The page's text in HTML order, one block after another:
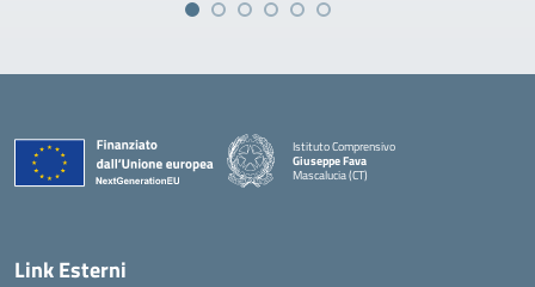
Istituto Comprensivo
Giuseppe Fava
Mascalucia (CT)
Link Esterni